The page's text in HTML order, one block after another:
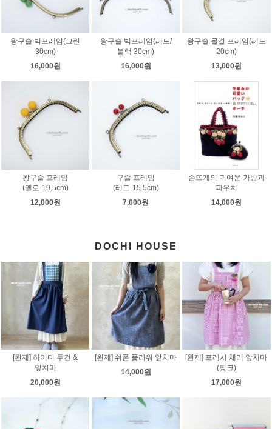
왕구슬 빅프레임(그린
30cm)
16,000원
왕구슬 빅프레임(레드/
블랙 30cm)
16,000원
왕구슬 물결 프레임(레드
20cm)
13,000원
왕구슬 프레임
(옐로-19.5cm)
12,000원
구슬 프레임
(레드-15.5cm)
7,000원
손뜨개의 귀여운 가방과
파우치
14,000원
DOCHI HOUSE
[완제] 하이디 두건 &
앞치마
20,000원
[완제] 쉬폰 플라워 앞치마
14,000원
[완제] 프레시 체리 앞치마
(핑크)
17,000원